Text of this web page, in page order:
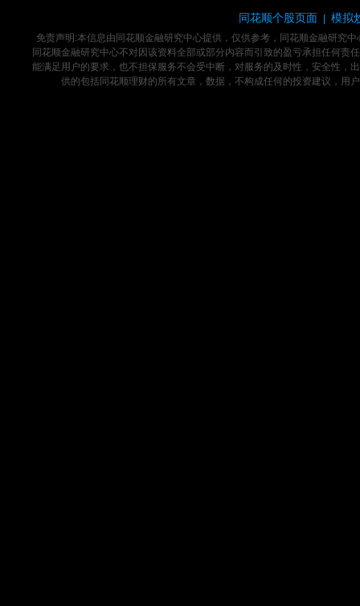
同花顺个股页面 模拟
免责声明:本信息由同花顺金融研究中心提供，仅供参考，同花顺金融研究
同花顺金融研究中心不对因该资料全部或部分内容而引致的盈亏承担任何
能满足用户的要求，也不担保服务不会受中断，对服务的及时性，安全性，
供的包括同花顺理财的所有文章，数据，不构成任何的投资建议，用